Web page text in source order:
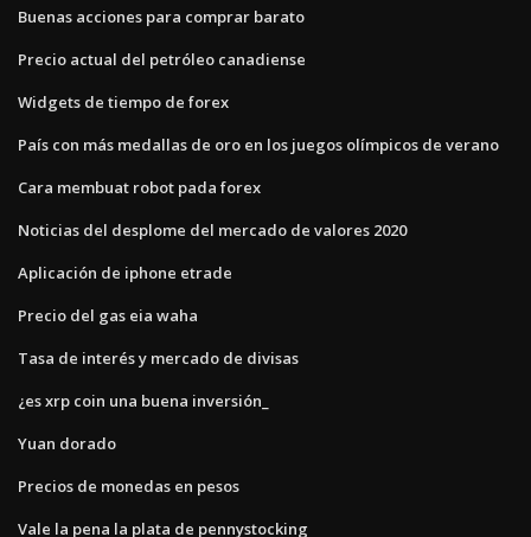
Buenas acciones para comprar barato
Precio actual del petróleo canadiense
Widgets de tiempo de forex
País con más medallas de oro en los juegos olímpicos de verano
Cara membuat robot pada forex
Noticias del desplome del mercado de valores 2020
Aplicación de iphone etrade
Precio del gas eia waha
Tasa de interés y mercado de divisas
¿es xrp coin una buena inversión_
Yuan dorado
Precios de monedas en pesos
Vale la pena la plata de pennystocking